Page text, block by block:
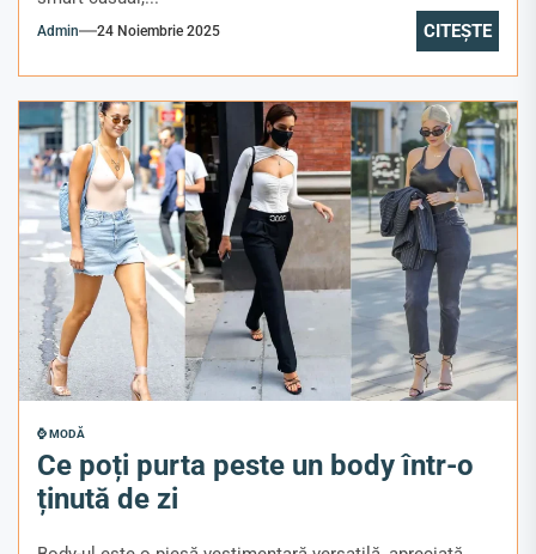
Admin 24 Noiembrie 2025 CITEȘTE
⌚ MODĂ
Ce poți purta peste un body într-o
ținută de zi